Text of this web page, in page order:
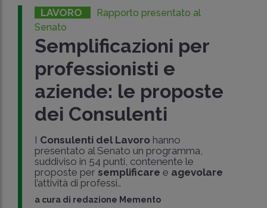
LAVORO
Rapporto presentato al
Senato
Semplificazioni per
professionisti e
aziende: le proposte
dei Consulenti
I Consulenti del Lavoro hanno
presentato al Senato un programma,
suddiviso in 54 punti, contenente le
proposte per semplificare e agevolare
l’attività di professi..
a cura di redazione Memento